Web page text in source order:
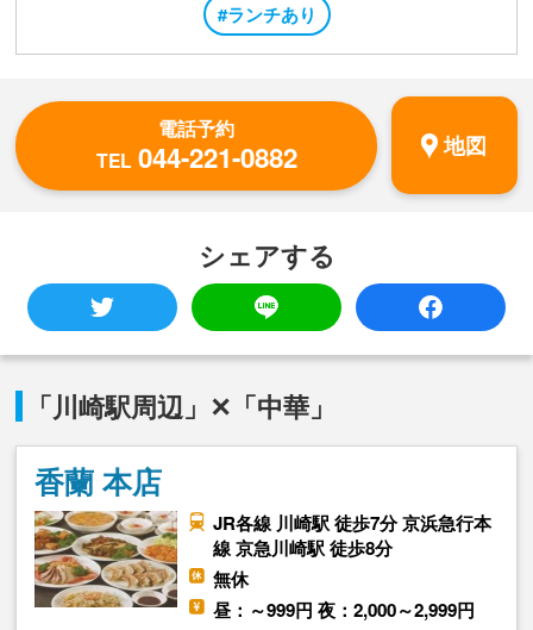
#ランチあり
電話予約
TEL 044-221-0882 地図
シェアする
「川崎駅周辺」✕「中華」
香蘭 本店
JR各線 川崎駅 徒歩7分 京浜急行本
線 京急川崎駅 徒歩8分
無休
昼：～999円 夜：2,000～2,999円